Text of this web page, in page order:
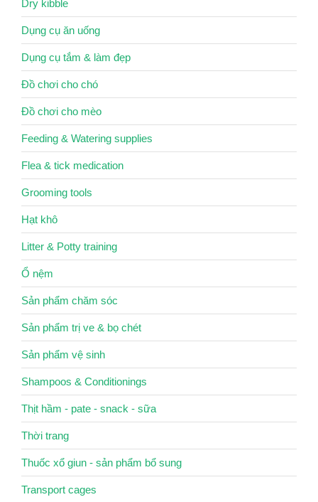
Dry kibble
Dụng cụ ăn uống
Dụng cụ tắm & làm đẹp
Đồ chơi cho chó
Đồ chơi cho mèo
Feeding & Watering supplies
Flea & tick medication
Grooming tools
Hạt khô
Litter & Potty training
Ổ nệm
Sản phẩm chăm sóc
Sản phẩm trị ve & bọ chét
Sản phẩm vệ sinh
Shampoos & Conditionings
Thịt hầm - pate - snack - sữa
Thời trang
Thuốc xổ giun - sản phẩm bổ sung
Transport cages